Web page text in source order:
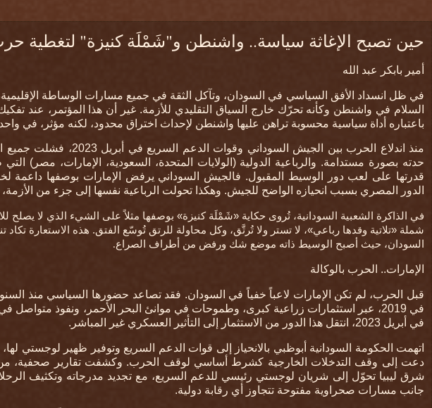
حين تصبح الإغاثة سياسة.. واشنطن و"شَمْلَة كنيزة" لتغطية
أمير بابكر عبد الله
في ظل انسداد الأفق السياسي في السودان، وتآكل الثقة في جميع مسارات الوساطة
السلام في واشنطن وكأنه تحرّك خارج السياق التقليدي للأزمة. غير أن هذا المؤتمر، عند
باعتباره أداة سياسية محسوبة تراهن عليها واشنطن لإحداث اختراق محدود، لكنه مؤثر، في
منذ اندلاع الحرب بين الجيش
حدته بصورة مستدامة. والرباعية الدولية (الولايات المتحدة، السعودية، الإمارات،
قدرتها على لعب دور الوسيط المقبول. فالجيش السوداني يرفض الإمارات بوصفها داعمة
الدور المصري بسبب انحيازه الواضح للجيش. وهكذا تحولت الرباعية نفسها إلى جزء من الأزمة،
في الذاكرة الشعبية السودانية، تُروى حكاية «شَمْلَة كنيزة» بوصفها مثلاً على الشيء الذي لا يصلح
شملة «تلاتية وقدها رباعي»، لا تستر ولا تُرتَّق، وكل محاولة للرتق تُوسّع الفتق. هذه الاستعارة
السودان، حيث أصبح الوسيط ذاته موضع شك ورفض من أطراف الصراع.
الإمارات.. الحرب بالوكالة
قبل الحرب، لم تكن الإمارات لاعباً خفياً في السودان. فقد تصاعد حضورها السياسي منذ
في 2019، عبر استثمارات زراعية كبرى، وطموحات في موانئ البحر الأحمر، ونفوذ
في أبريل 2023، انتقل هذا الدور من الاستثمار إلى التأثير العسكري غير المباشر
.
اتهمت الحكومة السودانية أبوظبي بالانحياز إلى قوات الدعم السريع وتوفير ظهير لوجستي لها،
دعت إلى وقف التدخلات الخارجية كشرط أساسي لوقف الحرب. وكشفت تقارير صحفية، من
شرق ليبيا تحوّل إلى شريان لوجستي رئيسي للدعم السريع، مع تجديد مدرجاته وتكثيف
جانب مسارات صحراوية مفتوحة تتجاوز أي رقابة دولية.